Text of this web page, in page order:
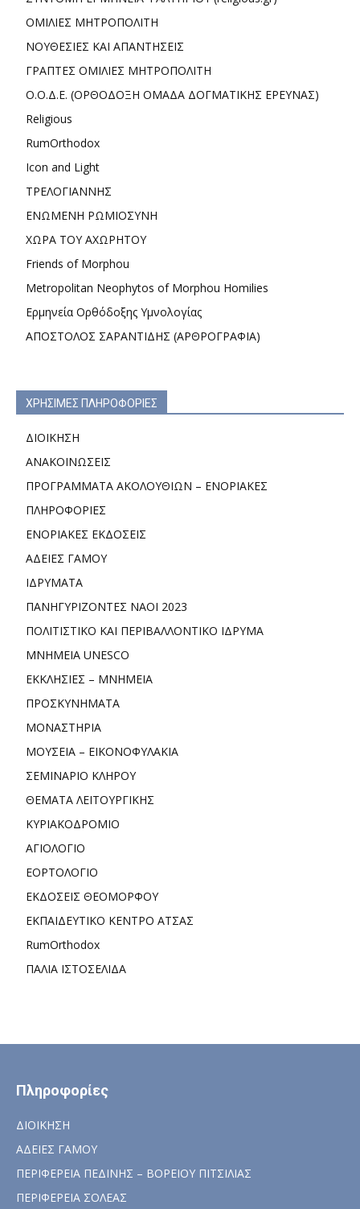
ΟΜΙΛΙΕΣ ΜΗΤΡΟΠΟΛΙΤΗ
ΝΟΥΘΕΣΙΕΣ ΚΑΙ ΑΠΑΝΤΗΣΕΙΣ
ΓΡΑΠΤΕΣ ΟΜΙΛΙΕΣ ΜΗΤΡΟΠΟΛΙΤΗ
Ο.Ο.Δ.Ε. (ΟΡΘΟΔΟΞΗ ΟΜΑΔΑ ΔΟΓΜΑΤΙΚΗΣ ΕΡΕΥΝΑΣ)
Religious
RumOrthodox
Icon and Light
ΤΡΕΛΟΓΙΑΝΝΗΣ
ΕΝΩΜΕΝΗ ΡΩΜΙΟΣΥΝΗ
ΧΩΡΑ ΤΟΥ ΑΧΩΡΗΤΟΥ
Friends of Morphou
Metropolitan Neophytos of Morphou Homilies
Ερμηνεία Ορθόδοξης Υμνολογίας
ΑΠΟΣΤΟΛΟΣ ΣΑΡΑΝΤΙΔΗΣ (ΑΡΘΡΟΓΡΑΦΙΑ)
ΧΡΗΣΙΜΕΣ ΠΛΗΡΟΦΟΡΙΕΣ
ΔΙΟΙΚΗΣΗ
ΑΝΑΚΟΙΝΩΣΕΙΣ
ΠΡΟΓΡΑΜΜΑΤΑ ΑΚΟΛΟΥΘΙΩΝ – ΕΝΟΡΙΑΚΕΣ
ΠΛΗΡΟΦΟΡΙΕΣ
ΕΝΟΡΙΑΚΕΣ ΕΚΔΟΣΕΙΣ
ΑΔΕΙΕΣ ΓΑΜΟΥ
ΙΔΡΥΜΑΤΑ
ΠΑΝΗΓΥΡΙΖΟΝΤΕΣ ΝΑΟΙ 2023
ΠΟΛΙΤΙΣΤΙΚΟ ΚΑΙ ΠΕΡΙΒΑΛΛΟΝΤΙΚΟ ΙΔΡΥΜΑ
ΜΝΗΜΕΙΑ UNESCO
ΕΚΚΛΗΣΙΕΣ – ΜΝΗΜΕΙΑ
ΠΡΟΣΚΥΝΗΜΑΤΑ
ΜΟΝΑΣΤΗΡΙΑ
ΜΟΥΣΕΙΑ – ΕΙΚΟΝΟΦΥΛΑΚΙΑ
ΣΕΜΙΝΑΡΙΟ ΚΛΗΡΟΥ
ΘΕΜΑΤΑ ΛΕΙΤΟΥΡΓΙΚΗΣ
ΚΥΡΙΑΚΟΔΡΟΜΙΟ
ΑΓΙΟΛΟΓΙΟ
ΕΟΡΤΟΛΟΓΙΟ
ΕΚΔΟΣΕΙΣ ΘΕΟΜΟΡΦΟΥ
ΕΚΠΑΙΔΕΥΤΙΚΟ ΚΕΝΤΡΟ ΑΤΣΑΣ
RumOrthodox
ΠΑΛΙΑ ΙΣΤΟΣΕΛΙΔΑ
Πληροφορίες
ΔΙΟΙΚΗΣΗ
ΑΔΕΙΕΣ ΓΑΜΟΥ
ΠΕΡΙΦΕΡΕΙΑ ΠΕΔΙΝΗΣ – ΒΟΡΕΙΟΥ ΠΙΤΣΙΛΙΑΣ
ΠΕΡΙΦΕΡΕΙΑ ΣΟΛΕΑΣ